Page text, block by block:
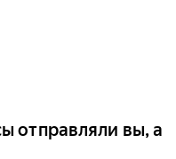
отправляли вы, а